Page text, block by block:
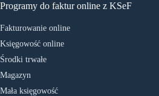
Programy do faktur online z KSeF
Fakturowanie online
Księgowość online
Środki trwałe
Magazyn
Mała księgowość